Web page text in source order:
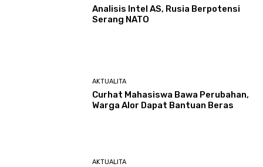
Analisis Intel AS, Rusia Berpotensi
Serang NATO
AKTUALITA
Curhat Mahasiswa Bawa Perubahan,
Warga Alor Dapat Bantuan Beras
AKTUALITA